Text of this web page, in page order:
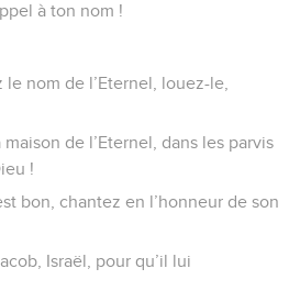
à ton nom !
le nom de l’Eternel, louez-le,
de l’Eternel, dans les parvis
!
bon, chantez en l’honneur de son
Israël, pour qu’il lui